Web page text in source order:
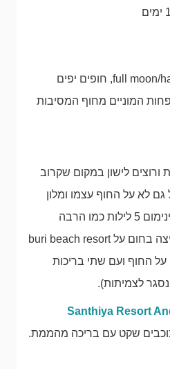
מסיבת הfull moon/half moon, חופים יפים
המוניים מחוף המסיבות
ורוצים לישון במקום שקרוב
לא על החוף עצמו ומלון
שלא מחייבים בו מינימום 5 לילות כמו הרבה
מלונות אז אני ממליצה בחום על buri beach resort
נקי , על החוף ועם שתי בריכות
Santhiya Resort